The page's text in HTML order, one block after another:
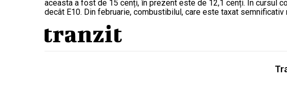
aceasta a fost de 15 cenți, în prezent este de 12,1 cenți. În cursul
decât E10. Din februarie, combustibilul, care este taxat